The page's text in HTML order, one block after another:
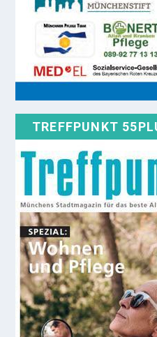
TREFFPUNKT